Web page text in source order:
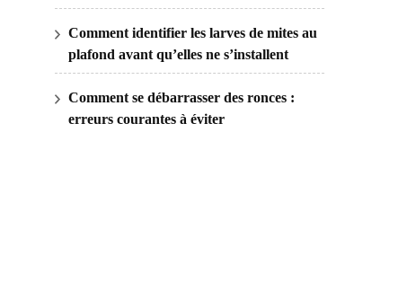
Comment identifier les larves de mites au
plafond avant qu’elles ne s’installent
Comment se débarrasser des ronces :
erreurs courantes à éviter